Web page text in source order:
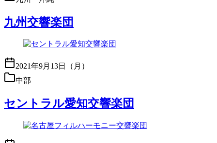
九州交響楽団
2021年9月13日（月）
中部
セントラル愛知交響楽団